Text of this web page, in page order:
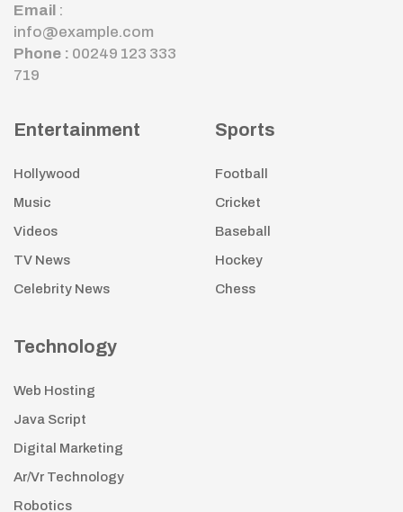
Email :
info@example.com
Phone : 00249 123 333
719
Entertainment
Hollywood
Music
Videos
TV News
Celebrity News
Sports
Football
Cricket
Baseball
Hockey
Chess
Technology
Web Hosting
Java Script
Digital Marketing
Ar/Vr Technology
Robotics